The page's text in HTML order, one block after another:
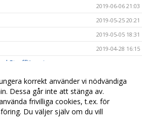
2019-06-06 21:03
2019-05-25 20:21
2019-05-05 18:31
2019-04-28 16:15
Straffläggning
2019-04-23 21:07
2019-04-23 18:13
2019-04-19 14:08
korrekt använder vi nödvändiga
Dessa går inte att stänga av.
frivilliga cookies, t.ex. för
Du väljer själv om du vill